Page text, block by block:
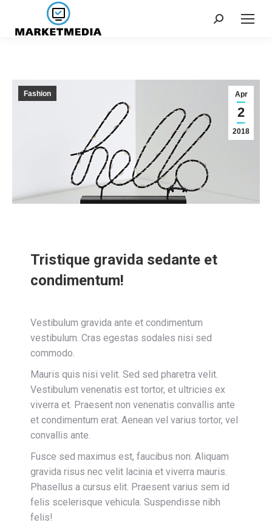
Apr
2
2018
Fashion
Tristique gravida sedante et
condimentum!
Vestibulum gravida ante et condimentum
vestibulum. Cras egestas sodales nisi sed
commodo.
Mauris quis nisi velit. Sed sed pharetra velit.
Vestibulum venenatis est tortor, et ultricies ex
viverra et. Praesent non venenatis convallis ante
et condimentum erat. Aenean vel varius tortor, vel
convallis ante.
Fusce sed maximus est, faucibus non. Aliquam
gravida risus nec velit lacinia et viverra mauris.
Phasellus a cursus elit. Praesent varius sem id
felis scelerisque vehicula. Suspendisse nibh
felis!